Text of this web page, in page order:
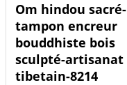
Om hindou sacré-
tampon encreur
bouddhiste bois
sculpté-artisanat
tibetain-8214